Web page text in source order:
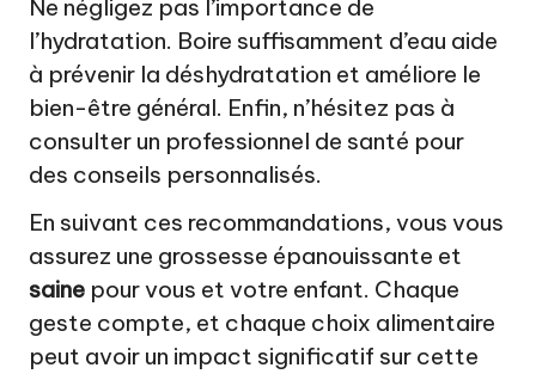
Ne négligez pas l’importance de
l’hydratation. Boire suffisamment d’eau aide
à prévenir la déshydratation et améliore le
bien-être général. Enfin, n’hésitez pas à
consulter un professionnel de santé pour
des conseils personnalisés.
En suivant ces recommandations, vous vous
assurez une grossesse épanouissante et
saine pour vous et votre enfant. Chaque
geste compte, et chaque choix alimentaire
peut avoir un impact significatif sur cette